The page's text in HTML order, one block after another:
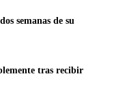
semanas de su
tras recibir